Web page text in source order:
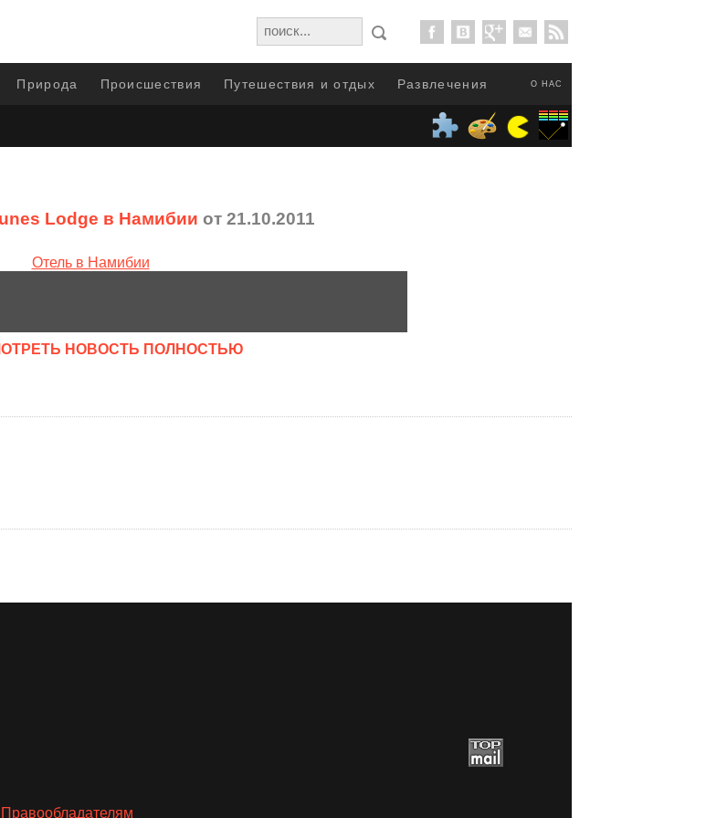
О НАС
Природа Происшествия Путешествия и отдых Развлечения
Lodge в Намибии от 21.10.2011
НОВОСТЬ ПОЛНОСТЬЮ
Правообладателям